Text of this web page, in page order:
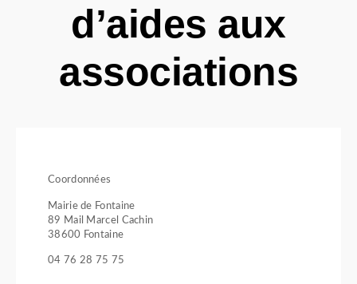
d’aides aux
associations
Coordonnées
Mairie de Fontaine
89 Mail Marcel Cachin
38600 Fontaine
04 76 28 75 75